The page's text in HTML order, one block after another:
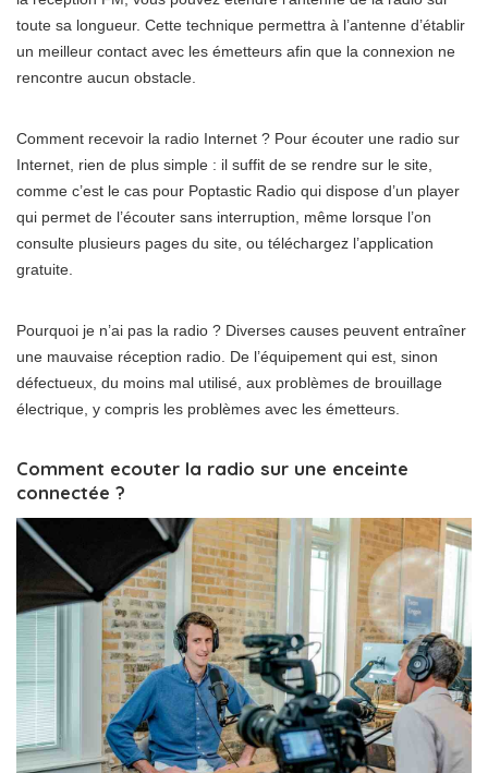
toute sa longueur. Cette technique permettra à l’antenne d’établir
un meilleur contact avec les émetteurs afin que la connexion ne
rencontre aucun obstacle.
Comment recevoir la radio Internet ? Pour écouter une radio sur
Internet, rien de plus simple : il suffit de se rendre sur le site,
comme c’est le cas pour Poptastic Radio qui dispose d’un player
qui permet de l’écouter sans interruption, même lorsque l’on
consulte plusieurs pages du site, ou téléchargez l’application
gratuite.
Pourquoi je n’ai pas la radio ? Diverses causes peuvent entraîner
une mauvaise réception radio. De l’équipement qui est, sinon
défectueux, du moins mal utilisé, aux problèmes de brouillage
électrique, y compris les problèmes avec les émetteurs.
Comment ecouter la radio sur une enceinte
connectée ?